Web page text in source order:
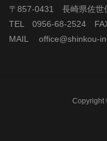
〒857-0431 長崎県佐世
TEL 0956-68-2524
MAIL office@shinkou-
Copyright